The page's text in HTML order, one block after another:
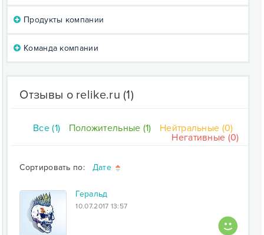
Продукты компании
Команда компании
Отзывы о relike.ru (1)
Все (1) Положительные (1)
Нейтральные (0)
Негативные (0)
Сортировать по: Дате
Геральд
10.07.2017 13:57